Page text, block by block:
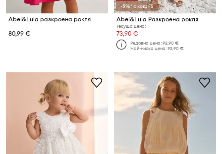
Abel&Lula разкроена рокля
80,99 €
-5%* с код: FS
Abel&Lula Разкроена рокля
Текуща цена:
73,90 €
Редовна цена:92,90 €
Най-ниска цена:92,90 €